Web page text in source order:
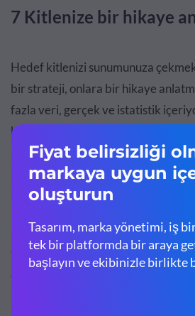
7 Kitlenize bir hikaye
Hedef kitlenizi sunumunuza
bir strateji, onlara bir hikaye
fazla veri, gerçek ve istatistik
konuşmanızın kuru olması gerekmez.
Hikayeleri sunumunuza etkili bir
birçok farklı yolu vardır.
İyi bir hikaye, sürükleyici bir etki
olur, izleyicilerinizi içeri çeker ve
gibi hissetmelerini sağlar.